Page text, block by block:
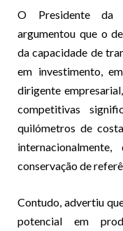
O Presidente da
argumentou que o
da capacidade de
em investimento,
dirigente
competitivas
quilómetros de
conservação de
Contudo, advertiu
potencial em